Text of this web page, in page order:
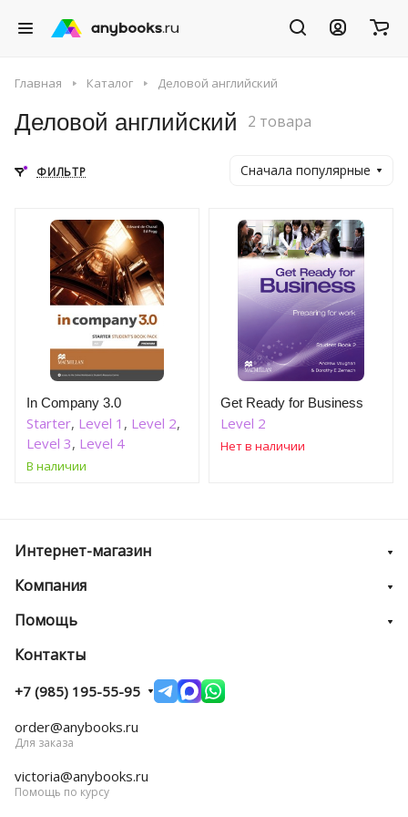
Главная Каталог Деловой английский
Деловой английский 2 товара
ФИЛЬТР Сначала популярные
In Company 3.0
Starter, Level 1 , Level 2,
Level 3, Level 4
В наличии
Get Ready for Business
Level 2
Нет в наличии
Интернет-магазин
Компания
Помощь
Контакты
+7 (985) 195-55-95
order@anybooks.ru
Для заказа
victoria@anybooks.ru
Помощь по курсу